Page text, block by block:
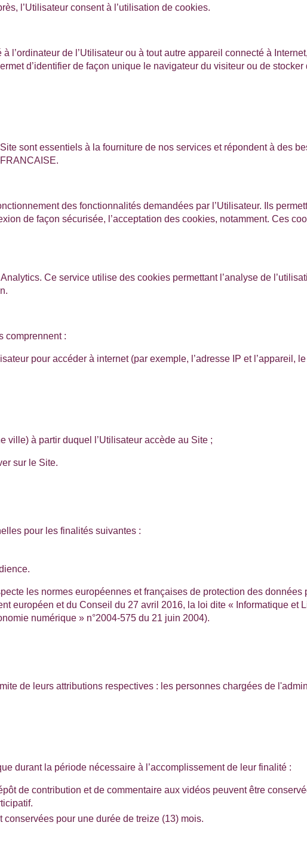
l’Utilisateur consent à l’utilisation de cookies.
l’ordinateur de l’Utilisateur ou à tout autre appareil connecté à
d’identifier de façon unique le navigateur du visiteur ou de
sont essentiels à la fourniture de nos services et répondent à des
.
des fonctionnalités demandées par l’Utilisateur. Ils
de façon sécurisée, l’acceptation des cookies, notamment. Ces
Ce service utilise des cookies permettant l’analyse de
comprennent :
pour accéder à internet (par exemple, l’adresse IP et l’appareil,
ville) à partir duquel l’Utilisateur accède au Site ;
sur le Site.
pour les finalités suivantes :
les normes européennes et françaises de protection des
européen et du Conseil du 27 avril 2016, la loi dite « Informatique et
numérique » n°2004-575 du 21 juin 2004).
de leurs attributions respectives : les personnes chargées de
durant la période nécessaire à l’accomplissement de leur finalité :
de contribution et de commentaire aux vidéos peuvent être
pour une durée de treize (13) mois.